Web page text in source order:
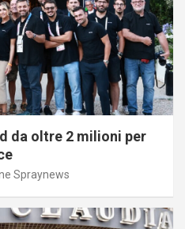
da oltre 2 milioni per
Spraynews